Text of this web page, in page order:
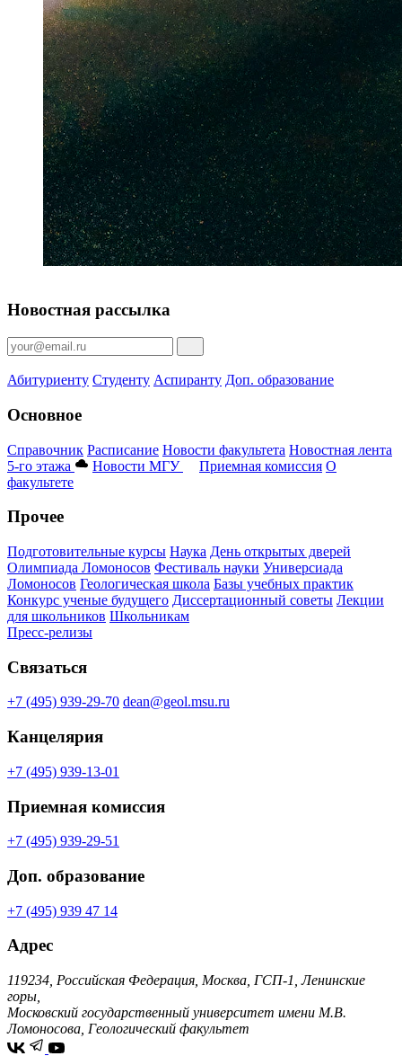
Новостная рассылка
Абитуриенту Студенту Аспиранту Доп. образование
Основное
Справочник Расписание Новости факультета Новостная лента
5-го этажа
Новости МГУ Приемная комиссия О
факультете
Прочее
Подготовительные курсы Наука День открытых дверей
Олимпиада Ломоносов Фестиваль науки Универсиада
Ломоносов Геологическая школа Базы учебных практик
Конкурс ученые будущего Диссертационный советы Лекции
для школьников Школьникам
Пресс-релизы
Связаться
+7 (495) 939-29-70 dean@geol.msu.ru
Канцелярия
+7 (495) 939-13-01
Приемная комиссия
+7 (495) 939-29-51
Доп. образование
+7 (495) 939 47 14
Адрес
119234, Российская Федерация, Москва, ГСП-1, Ленинские
горы,
Московский государственный университет имени М.В.
Ломоносова, Геологический факультет